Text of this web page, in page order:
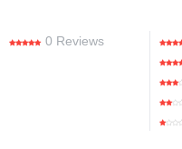
0 Reviews